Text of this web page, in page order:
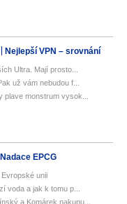
Nejlepší VPN – srovnání
Ultra. Mají prosto...
už vám nebudou f...
monstrum vysok...
Nadace EPCG
unii
voda a jak k tomu p...
a Komárek nakupu...